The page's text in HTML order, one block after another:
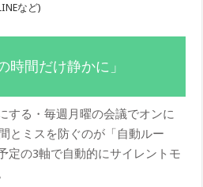
など)
時間だけ静かに」
する・毎週月曜の会議でオンに
ミスを防ぐのが「自動ルー
定の3軸で自動的にサイレントモ